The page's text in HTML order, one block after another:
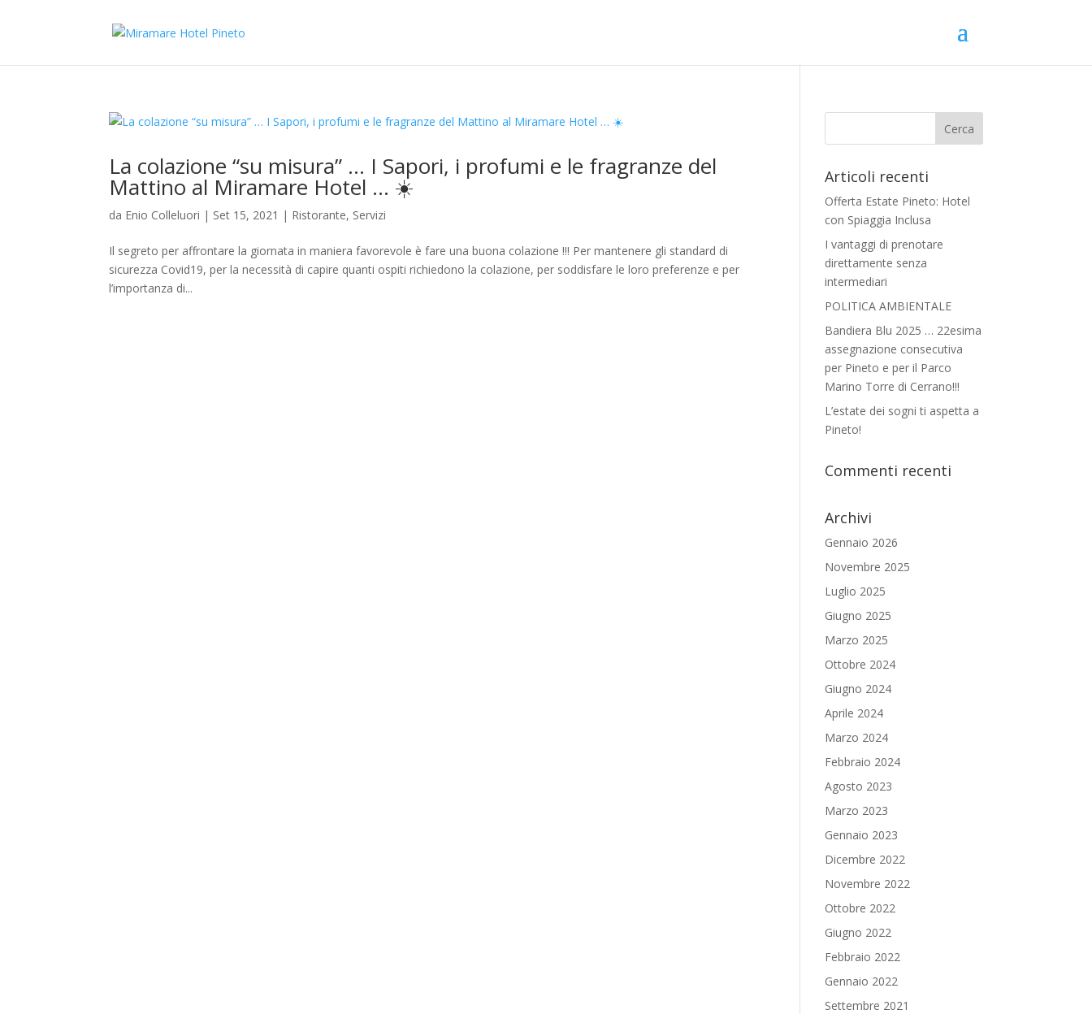
La colazione “su misura” … I Sapori, i profumi e le fragranze del
Mattino al Miramare Hotel … ☀️
da Enio Colleluori | Set 15, 2021 | Ristorante, Servizi
Il segreto per affrontare la giornata in maniera favorevole è fare una buona colazione !!! Per mantenere gli standard di
sicurezza Covid19, per la necessità di capire quanti ospiti richiedono la colazione, per soddisfare le loro preferenze e per
l’importanza di...
Articoli recenti
Offerta Estate Pineto: Hotel
con Spiaggia Inclusa
I vantaggi di prenotare
direttamente senza
intermediari
POLITICA AMBIENTALE
Bandiera Blu 2025 … 22esima
assegnazione consecutiva
per Pineto e per il Parco
Marino Torre di Cerrano!!!
L’estate dei sogni ti aspetta a
Pineto!
Commenti recenti
Archivi
Gennaio 2026
Novembre 2025
Luglio 2025
Giugno 2025
Marzo 2025
Ottobre 2024
Giugno 2024
Aprile 2024
Marzo 2024
Febbraio 2024
Agosto 2023
Marzo 2023
Gennaio 2023
Dicembre 2022
Novembre 2022
Ottobre 2022
Giugno 2022
Febbraio 2022
Gennaio 2022
Settembre 2021